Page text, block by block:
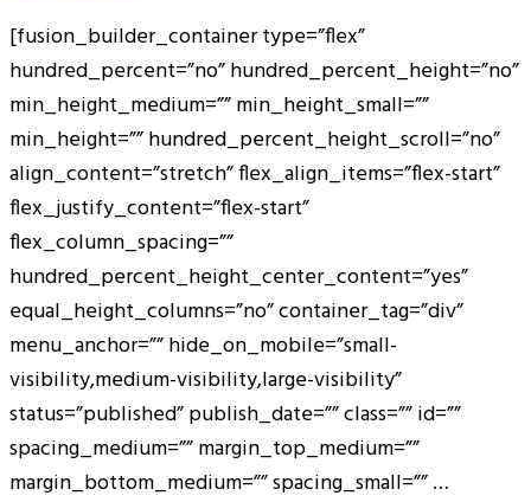
[fusion_builder_container type=”flex”
hundred_percent=”no” hundred_percent_height=”no”
min_height_medium=”” min_height_small=””
min_height=”” hundred_percent_height_scroll=”no”
align_content=”stretch” flex_align_items=”flex-start”
flex_justify_content=”flex-start”
flex_column_spacing=””
hundred_percent_height_center_content=”yes”
equal_height_columns=”no” container_tag=”div”
menu_anchor=”” hide_on_mobile=”small-
visibility,medium-visibility,large-visibility”
status=”published” publish_date=”” class=”” id=””
spacing_medium=”” margin_top_medium=””
margin_bottom_medium=”” spacing_small=”” …